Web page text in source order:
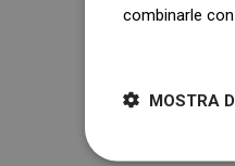
combinarle
MOSTRA